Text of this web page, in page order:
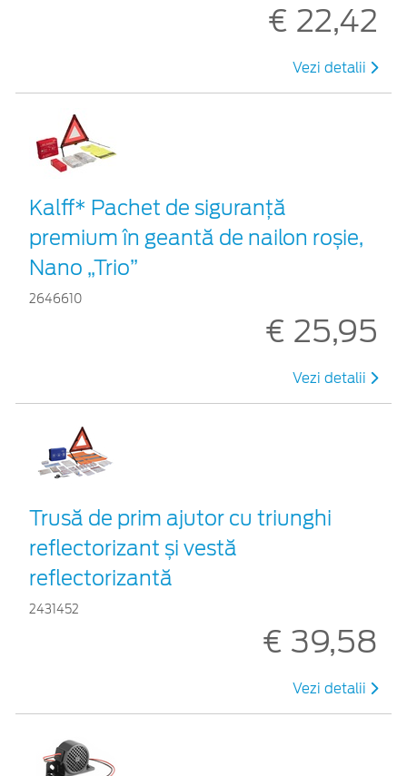
€ 22,42
Vezi detalii
Kalff* Pachet de siguranţă
premium în geantă de nailon roșie,
Nano „Trio”
2646610
€ 25,95
Vezi detalii
Trusă de prim ajutor cu triunghi
reflectorizant și vestă
reflectorizantă
2431452
€ 39,58
Vezi detalii